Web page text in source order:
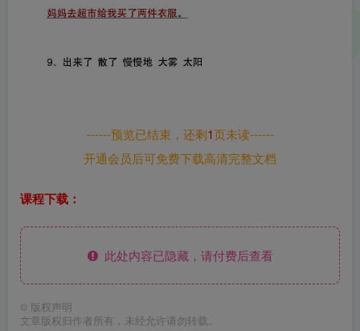
------预览已结束，还剩1页未读------
开通会员后可免费下载高清完整文档
课程下载：
此处内容已隐藏，请付费后查看
© 版权声明
文章版权归作者所有，未经允许请勿转载。